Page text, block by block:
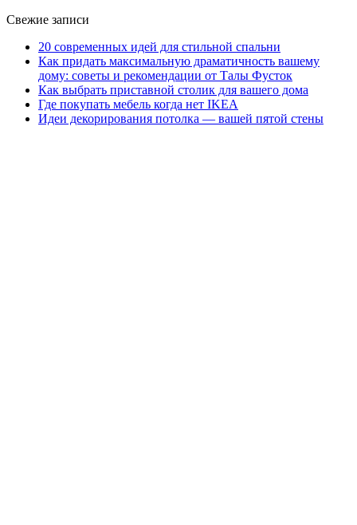
Свежие записи
20 современных идей для стильной спальни
Как придать максимальную драматичность вашему
дому: советы и рекомендации от Талы Фусток
Как выбрать приставной столик для вашего дома
Где покупать мебель когда нет IKEA
Идеи декорирования потолка — вашей пятой стены